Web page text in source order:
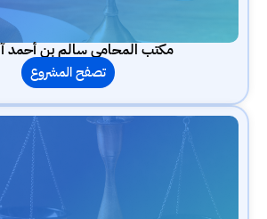
مكتب المحامي سالم بن أحمد
تصفح المشروع